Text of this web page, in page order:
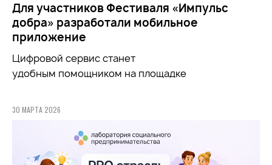
Для участников Фестиваля «Импульс
добра» разработали мобильное
приложение
Цифровой сервис станет
удобным помощником на площадке
30 МАРТА 2026